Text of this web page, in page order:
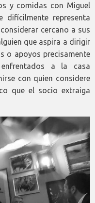
y comidas con Miguel
representa
cercano a sus
que aspira a dirigir
o apoyos precisamente
a la casa
con quien considere
que el socio extraiga